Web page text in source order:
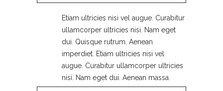
Etiam ultricies nisi vel augue. Curabitur
ullamcorper ultricies nisi. Nam eget
dui. Quisque rutrum. Aenean
imperdiet. Etiam ultricies nisi vel
augue. Curabitur ullamcorper ultricies
nisi. Nam eget dui. Aenean massa.